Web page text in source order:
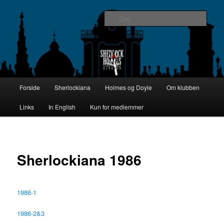
primært
indholdSHERLOCK HOLMES KLUBBEN I
DANMARK
Forside Sherlockiana Holmes og Doyle Om klubben
Links In English Kun for medlemmer
Sherlockiana 1986
1986-1
1986-2&3